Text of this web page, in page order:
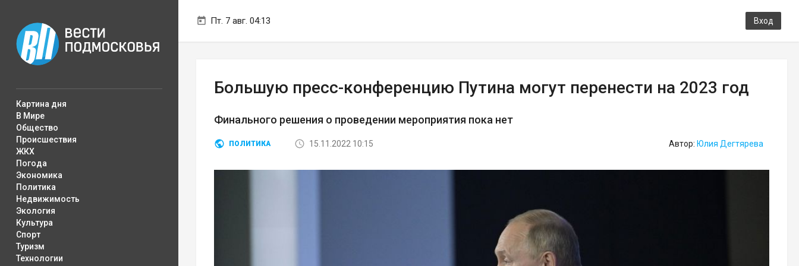
Пт. 7 авг. 04:13 Вход
Картина дня
В Мире
Общество
Происшествия
ЖКХ
Погода
Экономика
Политика
Недвижимость
Экология
Культура
Спорт
Туризм
Технологии
Большую пресс-конференцию Путина могут перенести на 2023 год
Финального решения о проведении мероприятия пока нет
ПОЛИТИКА 15.11.2022 10:15 Автор: Юлия Дегтярева